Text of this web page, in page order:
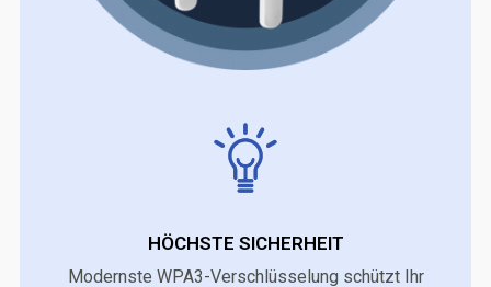
HÖCHSTE SICHERHEIT
Modernste WPA3-Verschlüsselung schützt Ihr